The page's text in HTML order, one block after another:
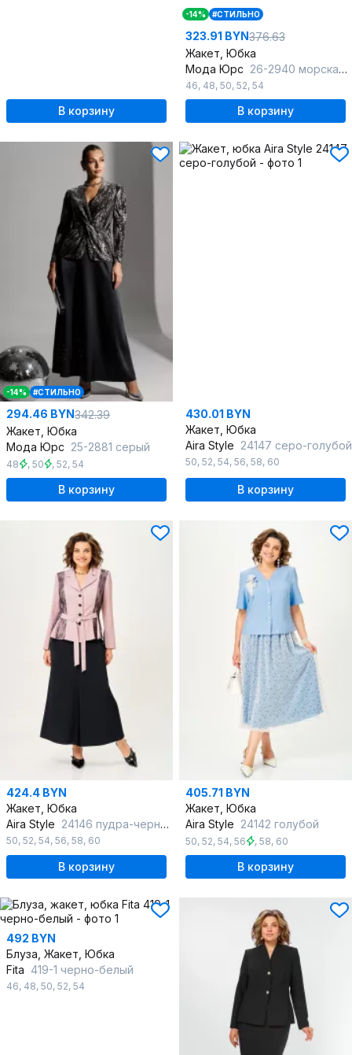
В корзину
-14% #СТИЛЬНО
323.91 BYN376.63
Жакет, Юбка
Мода Юрс 26-2940 морская_волна
46, 48, 50, 52, 54
В корзину
-14% #СТИЛЬНО
294.46 BYN342.39
Жакет, Юбка
Мода Юрс 25-2881 серый
48 , 50 , 52, 54
В корзину
430.01 BYN
Жакет, Юбка
Aira Style 24147 серо-голубой
50, 52, 54, 56, 58, 60
В корзину
424.4 BYN
Жакет, Юбка
Aira Style 24146 пудра-черный
50, 52, 54, 56, 58, 60
В корзину
405.71 BYN
Жакет, Юбка
Aira Style 24142 голубой
50, 52, 54, 56 , 58, 60
В корзину
492 BYN
Блуза, Жакет, Юбка
Fita 419-1 черно-белый
46, 48, 50, 52, 54